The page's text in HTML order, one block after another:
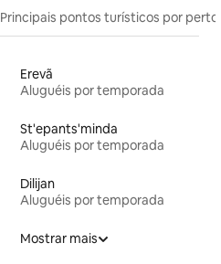
Principais pontos turísticos por perto
Erevã
Aluguéis por temporada
St'epants'minda
Aluguéis por temporada
Dilijan
Aluguéis por temporada
Mostrar mais